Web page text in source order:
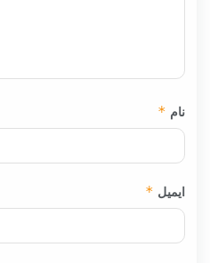
نام *
ایمیل *